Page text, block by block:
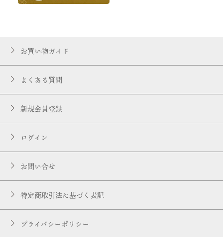
お買い物ガイド
よくある質問
新規会員登録
ログイン
お問い合せ
特定商取引法に基づく表記
プライバシーポリシー